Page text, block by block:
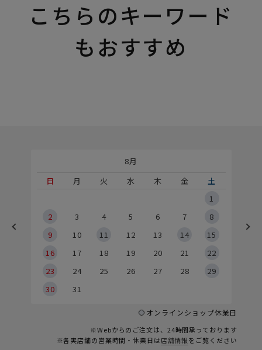
こちらのキーワード
もおすすめ
8月
日
月 火 水 木 金
土
1
2
3 4 5 6 7
8
9
10 11 12 13 14
15
16
17 18 19 20 21
22
23
24 25 26 27 28
29
30
31
オンラインショップ休業日
※Webからのご注文は、24時間承っております
※各実店舗の営業時間・休業日は店舗情報をご覧ください